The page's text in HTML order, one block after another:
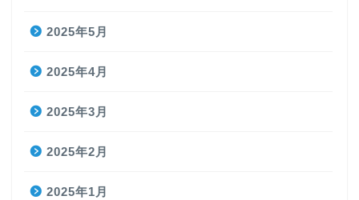
2025年5月
2025年4月
2025年3月
2025年2月
2025年1月